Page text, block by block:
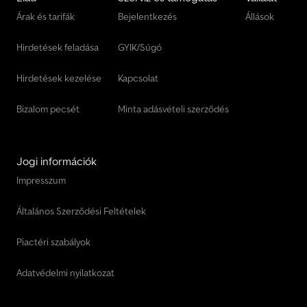
Árak és tarifák
Hirdetések feladása
Hirdetések kezelése
Bizalom pecsét
Bejelentkezés
GYIK/Súgó
Kapcsolat
Minta adásvételi szerződés
Állások
Jogi információk
Impresszum
Általános Szerződési Feltételek
Piactéri szabályok
Adatvédelmi nyilatkozat